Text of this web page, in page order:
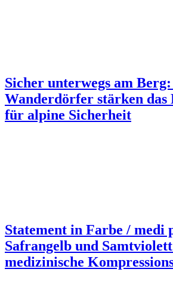
Sicher unterwegs am
Wanderdörfer stärken das
für alpine Sicherheit
Statement in Farbe / medi
Safrangelb und
medizinische